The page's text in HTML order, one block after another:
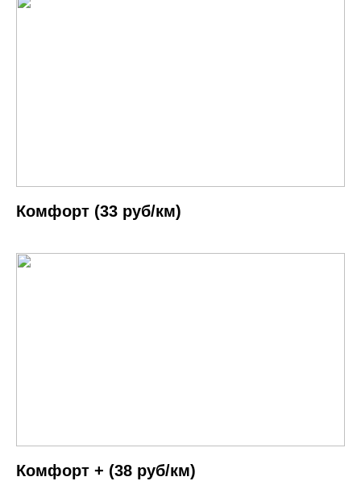
Комфорт (33 руб/км)
Комфорт + (38 руб/км)